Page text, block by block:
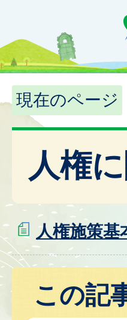
現在のページ
人権
人権施策基
この記